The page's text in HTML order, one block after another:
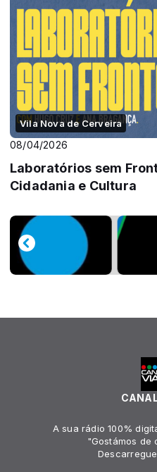
Vila Nova de Cerveira
08/04/2026
Laboratórios sem
Cidadania e Cultura
A sua rádio 100%
"Gostámos de